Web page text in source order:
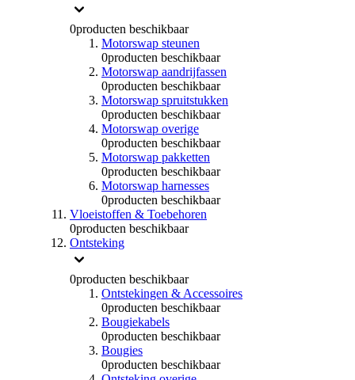
0producten beschikbaar
Motorswap steunen
0producten beschikbaar
Motorswap aandrijfassen
0producten beschikbaar
Motorswap spruitstukken
0producten beschikbaar
Motorswap overige
0producten beschikbaar
Motorswap pakketten
0producten beschikbaar
Motorswap harnesses
0producten beschikbaar
Vloeistoffen & Toebehoren
0producten beschikbaar
Ontsteking
0producten beschikbaar
Ontstekingen & Accessoires
0producten beschikbaar
Bougiekabels
0producten beschikbaar
Bougies
0producten beschikbaar